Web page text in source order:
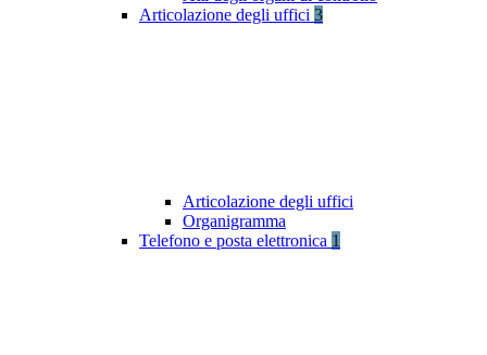
Articolazione degli uffici 3
Articolazione degli uffici
Organigramma
Telefono e posta elettronica 1